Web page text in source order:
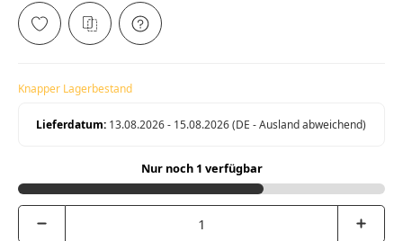
Knapper Lagerbestand
Lieferdatum: 13.08.2026 - 15.08.2026(DE - Ausland abweichend)
Nur noch 1 verfügbar